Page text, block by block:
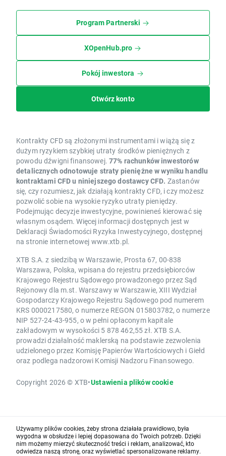
Program Partnerski
XOpenHub.pro
Pokój inwestora
Otwórz konto
Kontrakty CFD są złożonymi instrumentami i wiążą się z
dużym ryzykiem szybkiej utraty środków pieniężnych z
powodu dźwigni finansowej. 77% rachunków inwestorów
detalicznych odnotowuje straty pieniężne w wyniku handlu
kontraktami CFD u niniejszego dostawcy CFD. Zastanów
się, czy rozumiesz, jak działają kontrakty CFD, i czy możesz
pozwolić sobie na wysokie ryzyko utraty pieniędzy.
Podejmując decyzje inwestycyjne, powinieneś kierować się
własnym osądem. Więcej informacji dostępnych jest w
Deklaracji Świadomości Ryzyka Inwestycyjnego, dostępnej
na stronie internetowej www.xtb.pl.
XTB S.A. z siedzibą w Warszawie, Prosta 67, 00-838
Warszawa, Polska, wpisana do rejestru przedsiębiorców
Krajowego Rejestru Sądowego prowadzonego przez Sąd
Rejonowy dla m.st. Warszawy w Warszawie, XIII Wydział
Gospodarczy Krajowego Rejestru Sądowego pod numerem
KRS 0000217580, o numerze REGON 015803782, o numerze
NIP 527-24-43-955, o w pełni opłaconym kapitale
zakładowym w wysokości 5 878 462,55 zł. XTB S.A.
prowadzi działalność maklerską na podstawie zezwolenia
udzielonego przez Komisję Papierów Wartościowych i Giełd
oraz podlega nadzorowi Komisji Nadzoru Finansowego.
Copyright 2026 © XTB•Ustawienia plików cookie
Używamy plików cookies, żeby strona działała prawidłowo, była
wygodna w obsłudze i lepiej dopasowana do Twoich potrzeb. Dzięki
nim możemy mierzyć skuteczność treści i reklam, analizować, kto
odwiedza naszą stronę, oraz wyświetlać spersonalizowane reklamy.